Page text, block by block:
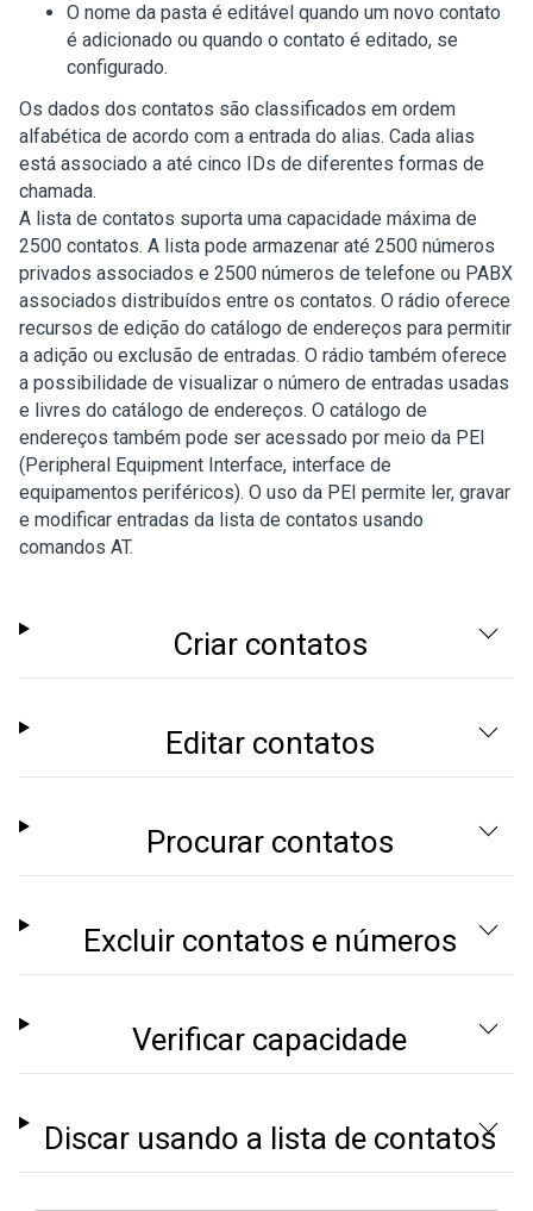
O nome da pasta é editável quando um novo contato
é adicionado ou quando o contato é editado, se
configurado.
Os dados dos contatos são classificados em ordem
alfabética de acordo com a entrada do alias. Cada alias
está associado a até cinco IDs de diferentes formas de
chamada.
A lista de contatos suporta uma capacidade máxima de
2500 contatos. A lista pode armazenar até 2500 números
privados associados e 2500 números de telefone ou PABX
associados distribuídos entre os contatos. O rádio oferece
recursos de edição do catálogo de endereços para permitir
a adição ou exclusão de entradas. O rádio também oferece
a possibilidade de visualizar o número de entradas usadas
e livres do catálogo de endereços. O catálogo de
endereços também pode ser acessado por meio da PEI
(Peripheral Equipment Interface, interface de
equipamentos periféricos). O uso da PEI permite ler, gravar
e modificar entradas da lista de contatos usando
comandos AT.
Criar contatos
Editar contatos
Procurar contatos
Excluir contatos e números
Verificar capacidade
Discar usando a lista de contatos